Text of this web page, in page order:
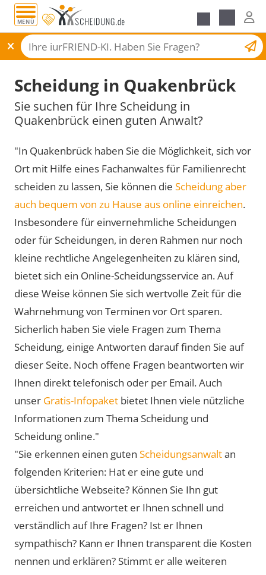
MENÜ
Scheidungsantrag
Scheidung in Quakenbrück
Sie suchen für Ihre Scheidung in
Quakenbrück einen guten Anwalt?
"In Quakenbrück haben Sie die Möglichkeit, sich vor
Ort mit Hilfe eines Fachanwaltes für Familienrecht
scheiden zu lassen, Sie können die Scheidung aber
auch bequem von zu Hause aus online einreichen.
Insbesondere für einvernehmliche Scheidungen
oder für Scheidungen, in deren Rahmen nur noch
kleine rechtliche Angelegenheiten zu klären sind,
bietet sich ein Online-Scheidungsservice an. Auf
diese Weise können Sie sich wertvolle Zeit für die
Wahrnehmung von Terminen vor Ort sparen.
Sicherlich haben Sie viele Fragen zum Thema
Scheidung, einige Antworten darauf finden Sie auf
dieser Seite. Noch offene Fragen beantworten wir
Ihnen direkt telefonisch oder per Email. Auch
unser Gratis-Infopaket bietet Ihnen viele nützliche
Informationen zum Thema Scheidung und
Scheidung online."
"Sie erkennen einen guten Scheidungsanwaltan
folgenden Kriterien: Hat er eine gute und
übersichtliche Webseite? Können Sie Ihn gut
erreichen und antwortet er Ihnen schnell und
verständlich auf Ihre Fragen? Ist er Ihnen
sympathisch? Kann er Ihnen transparent die Kosten
nennen und erklären? Stimmt er alle weiteren